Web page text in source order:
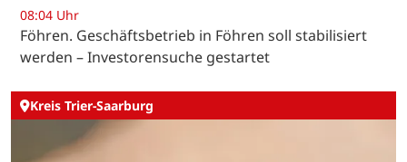
08:04 Uhr
Föhren. Geschäftsbetrieb in Föhren soll stabilisiert
werden – Investorensuche gestartet
Kreis Trier-Saarburg